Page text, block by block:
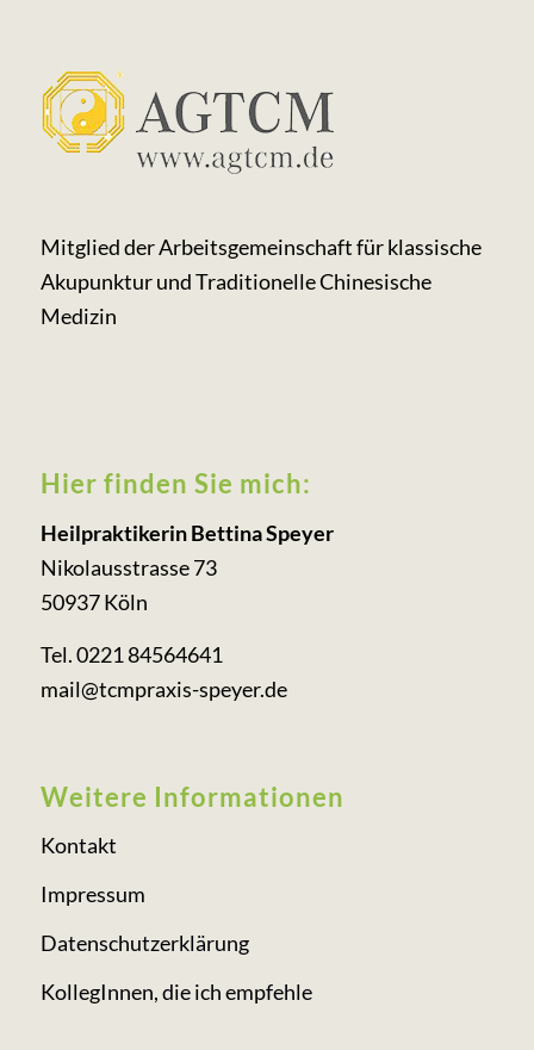
Mitglied der Arbeits­gemeinschaft für klassische
Akupunktur und Traditionelle Chinesische
Medizin
Hier finden Sie mich:
Heilpraktikerin Bettina Speyer
Nikolausstrasse 73
50937 Köln
Tel. 0221 84564641
mail@tcmpraxis-speyer.de
Weitere Informationen
Kontakt
Impressum
Datenschutzerklärung
KollegInnen, die ich empfehle